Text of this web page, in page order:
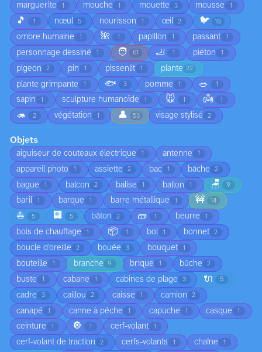
marguerite 1 mouche 1 mouette 3 mousse 1
🎵 1 nœul 5 nourisson 1 œil 2 🐦 10
ombre humaine 1 🌺 1 papillon 1 passant 1
personnage dessiné 1 🧑 61 🦶 1 piéton 1
pigeon 2 pin 1 pissenlit 1 plante 22
plante grimpante 1 🐟 3 pomme 1 🥗 1
sapin 1 sculpture humanoïde 1 🐭 1 👼 1
🦔 2 végétation 1 👤 53 visage stylisé 2
Objets
aiguiseur de couteaux électrique 1 antenne 1
appareil photo 1 assiette 2 bac 1 bâche 2
bague 1 balcon 2 balise 1 ballon 1 🪑 9
baril 1 barque 1 barre métallique 1 🚧 14
⛵ 5 🏢 5 bâton 2 🧱 1 beurre 1
bois de chauffage 1 📦 1 bol 1 bonnet 2
boucle d'oreille 2 bouée 3 bouquet 1
bouteille 1 branche 9 brique 1 bûche 2
buste 1 cabane 1 cabines de plage 3 🔌 5
cadre 3 caillou 2 caisse 1 camion 2
canapé 1 canne à pêche 1 capuche 1 casque 1
ceinture 1 🔘 1 cerf-volant 1
cerf-volant de traction 2 cerfs-volants 1 chaîne 1